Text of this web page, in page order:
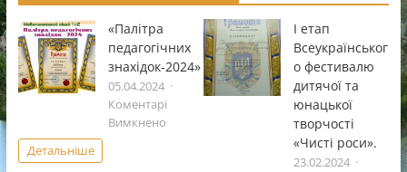
«Палітра
педагогічних
знахідок-2024»
05.04.2024
Коментарі
Вимкненодо
Детальніше
І етап
Всеукраïнськог
о фестивалю
дитячоï та
юнацькоï
творчостi
«Чистi роси».
23.02.2024